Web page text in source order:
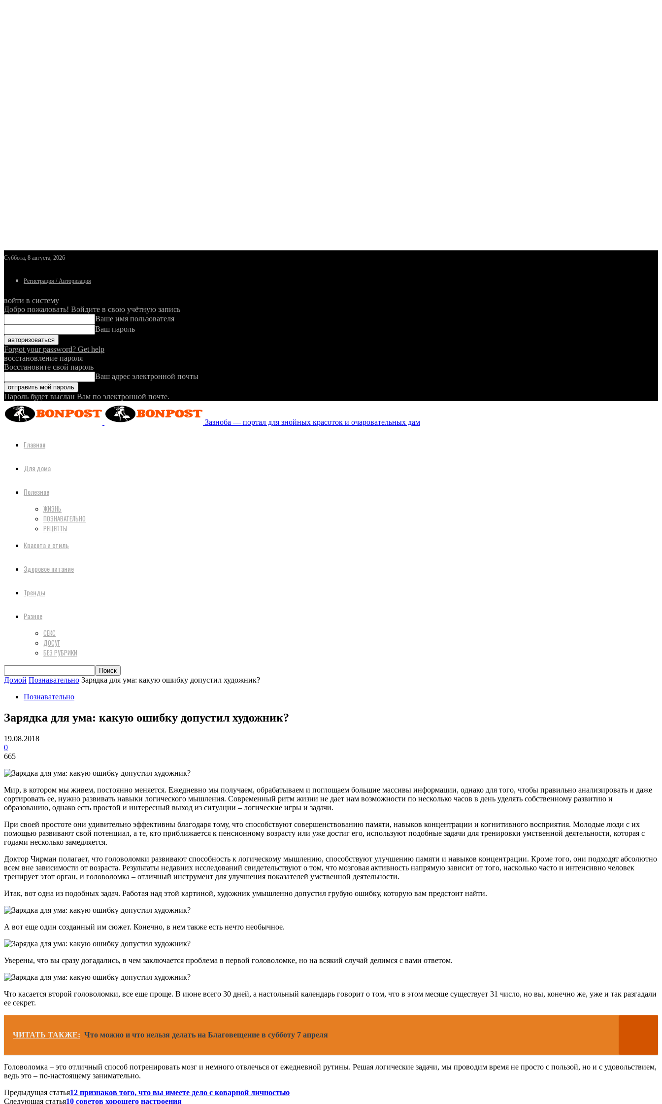
Суббота, 8 августа, 2026
Регистрация / Авторизация
войти в систему
Добро пожаловать! Войдите в свою учётную запись
Ваше имя пользователя
Ваш пароль
Forgot your password? Get help
восстановление пароля
Восстановите свой пароль
Ваш адрес электронной почты
Пароль будет выслан Вам по электронной почте.
Зазноба — портал для знойных красоток и очаровательных дам
Главная
Для дома
Полезное
ЖИЗНЬ
ПОЗНАВАТЕЛЬНО
РЕЦЕПТЫ
Красота и стиль
Здоровое питание
Тренды
Разное
СЕКС
ДОСУГ
БЕЗ РУБРИКИ
Домой Познавательно Зарядка для ума: какую ошибку допустил художник?
Познавательно
Зарядка для ума: какую ошибку допустил художник?
19.08.2018
0
665
Мир, в котором мы живем, постоянно меняется. Ежедневно мы получаем, обрабатываем и поглощаем большие массивы информации, однако для того, чтобы правильно анализировать и даже
сортировать ее, нужно развивать навыки логического мышления. Современный ритм жизни не дает нам возможности по несколько часов в день уделять собственному развитию и
образованию, однако есть простой и интересный выход из ситуации – логические игры и задачи.
При своей простоте они удивительно эффективны благодаря тому, что способствуют совершенствованию памяти, навыков концентрации и когнитивного восприятия. Молодые люди с их
помощью развивают свой потенциал, а те, кто приближается к пенсионному возрасту или уже достиг его, используют подобные задачи для тренировки умственной деятельности, которая с
годами несколько замедляется.
Доктор Чирман полагает, что головоломки развивают способность к логическому мышлению, способствуют улучшению памяти и навыков концентрации. Кроме того, они подходят абсолютно
всем вне зависимости от возраста. Результаты недавних исследований свидетельствуют о том, что мозговая активность напрямую зависит от того, насколько часто и интенсивно человек
тренирует этот орган, и головоломка – отличный инструмент для улучшения показателей умственной деятельности.
Итак, вот одна из подобных задач. Работая над этой картиной, художник умышленно допустил грубую ошибку, которую вам предстоит найти.
А вот еще один созданный им сюжет. Конечно, в нем также есть нечто необычное.
Уверены, что вы сразу догадались, в чем заключается проблема в первой головоломке, но на всякий случай делимся с вами ответом.
Что касается второй головоломки, все еще проще. В июне всего 30 дней, а настольный календарь говорит о том, что в этом месяце существует 31 число, но вы, конечно же, уже и так разгадали
ее секрет.
ЧИТАТЬ ТАКЖЕ: Что можно и что нельзя делать на Благовещение в субботу 7 апреля
Головоломка – это отличный способ потренировать мозг и немного отвлечься от ежедневной рутины. Решая логические задачи, мы проводим время не просто с пользой, но и с удовольствием,
ведь это – по-настоящему занимательно.
Предыдущая статья12 признаков того, что вы имеете дело с коварной личностью
Следующая статья10 советов хорошего настроения